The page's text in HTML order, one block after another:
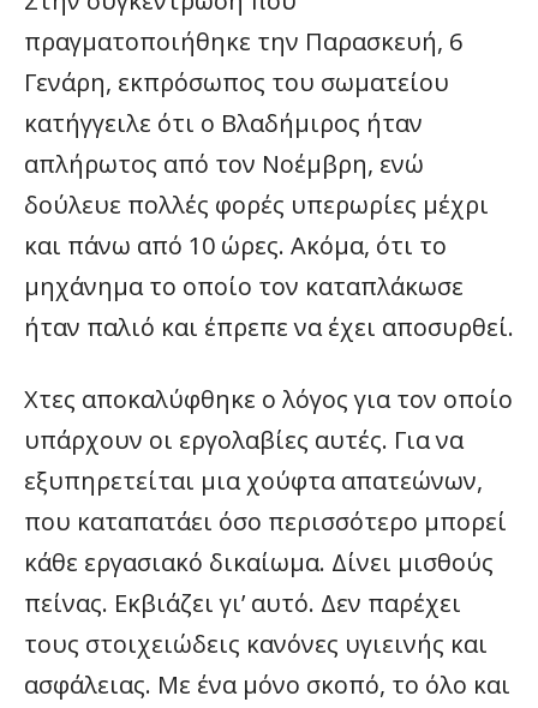
πραγματοποιήθηκε την Παρασκευή, 6
Γενάρη, εκπρόσωπος του σωματείου
κατήγγειλε ότι ο Βλαδήμιρος ήταν
απλήρωτος από τον Νοέμβρη, ενώ
δούλευε πολλές φορές υπερωρίες μέχρι
και πάνω από 10 ώρες. Ακόμα, ότι το
μηχάνημα το οποίο τον καταπλάκωσε
ήταν παλιό και έπρεπε να έχει αποσυρθεί.
Χτες αποκαλύφθηκε ο λόγος για τον οποίο
υπάρχουν οι εργολαβίες αυτές. Για να
εξυπηρετείται μια χούφτα απατεώνων,
που καταπατάει όσο περισσότερο μπορεί
κάθε εργασιακό δικαίωμα. Δίνει μισθούς
πείνας. Εκβιάζει γι’ αυτό. Δεν παρέχει
τους στοιχειώδεις κανόνες υγιεινής και
ασφάλειας. Με ένα μόνο σκοπό, το όλο και